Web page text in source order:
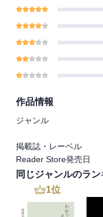
リアを歩んでいます。
本書は「すぐに作れ
【目次】
第1章 開発者コミュ
第2章 コミュニティ
第4章 拡大しよう
第6章 便利ツール・
作品情報
ジャンル
掲載誌・レーベル
Reader Store発売日
同じジャンルのラ
1位